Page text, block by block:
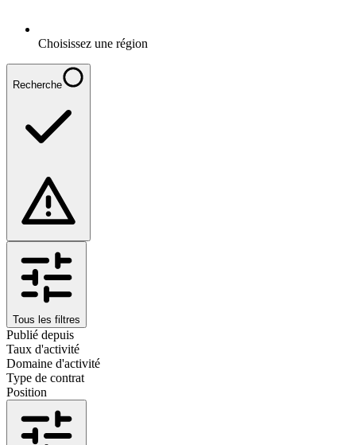
Choisissez une région
Recherche
Tous les filtres
Publié depuis
Taux d'activité
Domaine d'activité
Type de contrat
Position